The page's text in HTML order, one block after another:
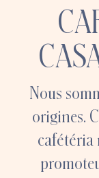
Nous
origines.
cafétéria